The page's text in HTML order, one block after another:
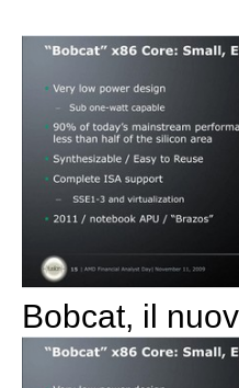
Bobcat, il